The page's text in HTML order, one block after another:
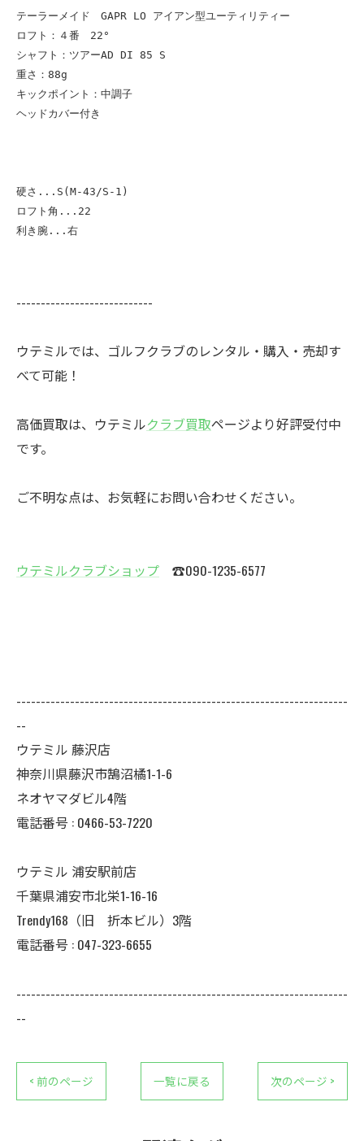
テーラーメイド　GAPR LO アイアン型ユーティリティー
ロフト：４番　22°
シャフト：ツアーAD DI 85 S
重さ：88g
キックポイント：中調子
ヘッドカバー付き
硬さ...S(M-43/S-1)
ロフト角...22
利き腕...右
----------------------------
ウテミルでは、ゴルフクラブのレンタル・購入・売却す
べて可能！
高価買取は、ウテミルクラブ買取ページより好評受付中
です。
ご不明な点は、お気軽にお問い合わせください。
ウテミルクラブショップ ☎090-1235-6577
--------------------------------------------------------------------
--
ウテミル 藤沢店
神奈川県藤沢市鵠沼橘1-1-6
ネオヤマダビル4階
電話番号 : 0466-53-7220
ウテミル 浦安駅前店
千葉県浦安市北栄1-16-16
Trendy168（旧 折本ビル）3階
電話番号 : 047-323-6655
--------------------------------------------------------------------
--
< 前のページ 一覧に戻る 次のページ >